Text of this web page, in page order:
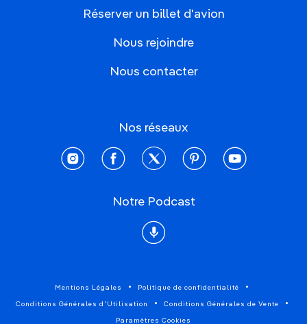
Réserver un billet d'avion
Nous rejoindre
Nous contacter
Nos réseaux
instagramfacebooktwitter pinterestyoutube
Notre Podcast
Podcast
Mentions Légales Politique de confidentialité
Conditions Générales d'Utilisation Conditions Générales de Vente
Paramètres Cookies